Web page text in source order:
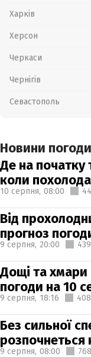
Харків
Херсон
Черкаси
Чернігів
Севастополь
Новини
Де на початку
коли
10 серпня, 08:00 44
Від
прогноз
9 серпня, 20:00
Дощі та хмари
погоди на 10
9 серпня, 18:16
Без сильної
розпочнеться
9 серпня, 08:00 768